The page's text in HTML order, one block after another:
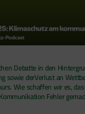
Debatte in den
sowie derVerlust an
Wie schaffen wir es,
Fehler